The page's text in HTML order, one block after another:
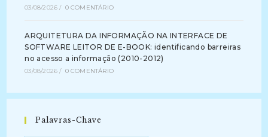
03/08/2026 / 0 COMENTÁRIO
ARQUITETURA DA INFORMAÇÃO NA INTERFACE DE
SOFTWARE LEITOR DE E-BOOK: identificando barreiras
no acesso a informação (2010-2012)
03/08/2026 / 0 COMENTÁRIO
Palavras-Chave